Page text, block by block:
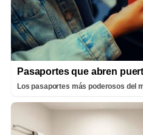
Pasaportes que abren
Los pasaportes más poderosos del